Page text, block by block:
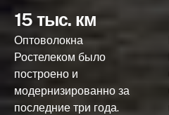
15 тыс. км
Оптоволокна
Ростелеком было
построено и
модернизированно за
последние три года.